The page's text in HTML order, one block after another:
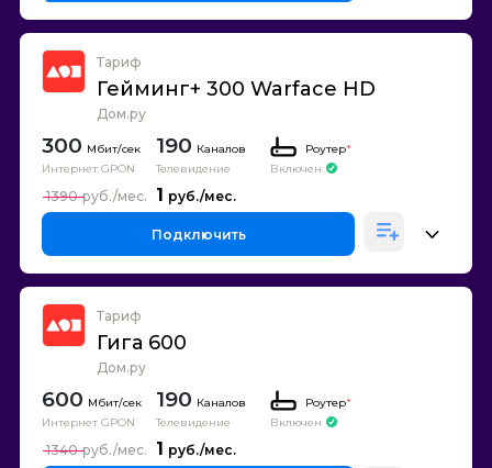
Тариф
Гейминг+ 300 Warface HD
Дом.ру
300
Интернет GPON
190 Каналов
Телевидение
Роутер*
Включен
1
1390
Подключить
Тариф
Гига 600
Дом.ру
600
Интернет GPON
190 Каналов
Телевидение
Роутер*
Включен
1
1340